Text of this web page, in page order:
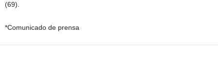
(69).
*Comunicado de prensa